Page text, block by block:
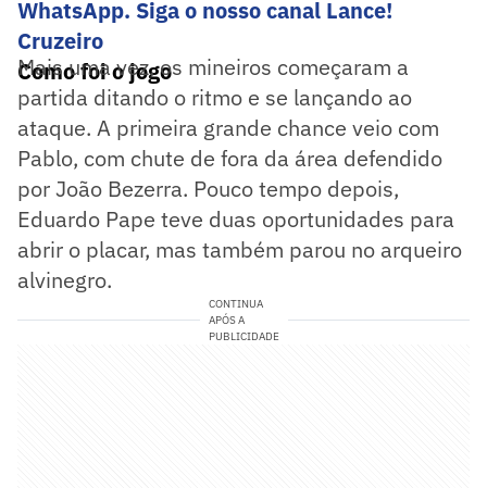
WhatsApp. Siga o nosso canal Lance!
Cruzeiro
Como foi o jogo
Mais uma vez, os mineiros começaram a
partida ditando o ritmo e se lançando ao
ataque. A primeira grande chance veio com
Pablo, com chute de fora da área defendido
por João Bezerra. Pouco tempo depois,
Eduardo Pape teve duas oportunidades para
abrir o placar, mas também parou no arqueiro
alvinegro.
CONTINUA
APÓS A
PUBLICIDADE